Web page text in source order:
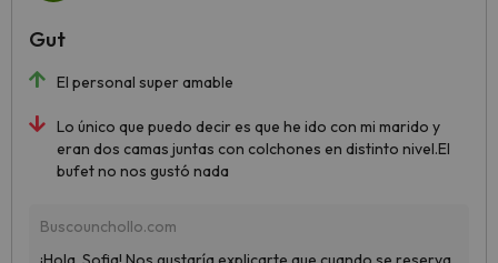
El personal super amable
Lo único que puedo decir es que he ido con mi marido y
eran dos camas juntas con colchones en distinto nivel.El
bufet no nos gustó nada
Gut